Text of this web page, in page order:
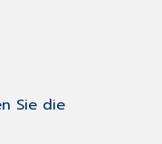
Sie die